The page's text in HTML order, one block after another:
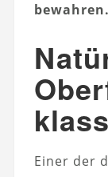
bewahren.
Einer der